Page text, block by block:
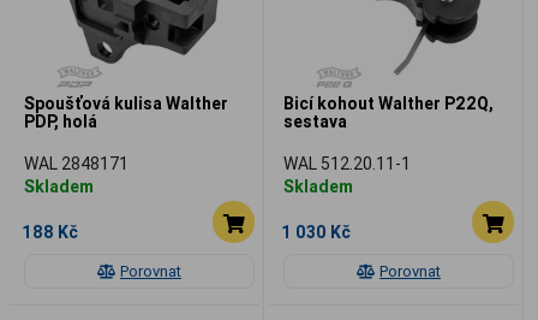
Porovnat
Spoušťová kulisa Walther
PDP, holá
WAL 2848171
Skladem
188 Kč
Porovnat
Bicí kohout Walther P22Q,
sestava
WAL 512.20.11-1
Skladem
1 030 Kč